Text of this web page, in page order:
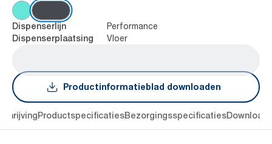
Dispenserlijn Performance
Dispenserplaatsing Vloer
Productinformatieblad downloaden
ProductspecificatiesBezorgingsspecificaties